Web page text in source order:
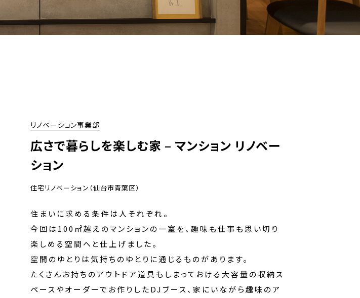
リノベーション事業部
広さで暮らしを楽しむ家 – マンション リノベー
ション
住宅リノベーション（仙台市青葉区）
住まいに求める条件は人それぞれ。
今回は100㎡越えのマンションの一室を、趣味も仕事も思い切り
楽しめる空間へと仕上げました。
空間のゆとりは気持ちのゆとりに通じるものがあります。
たくさんお持ちのアウトドア道具もしまっておける大容量の収納ス
ペースやオーダーでお作りしたDJブース、家にいながら趣味のア